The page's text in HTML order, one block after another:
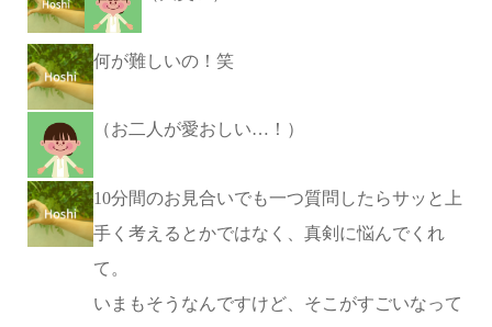
何が難しいの！笑
（お二人が愛おしい…！）
10分間のお見合いでも一つ質問したらサッと上
手く考えるとかではなく、真剣に悩んでくれ
て。
いまもそうなんですけど、そこがすごいなって